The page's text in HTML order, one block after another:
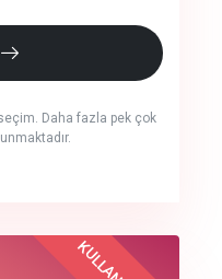
Daha fazla pek çok